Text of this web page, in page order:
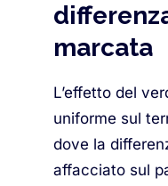
marcata
L’effetto del
uniforme sul
dove la
affacciato sul